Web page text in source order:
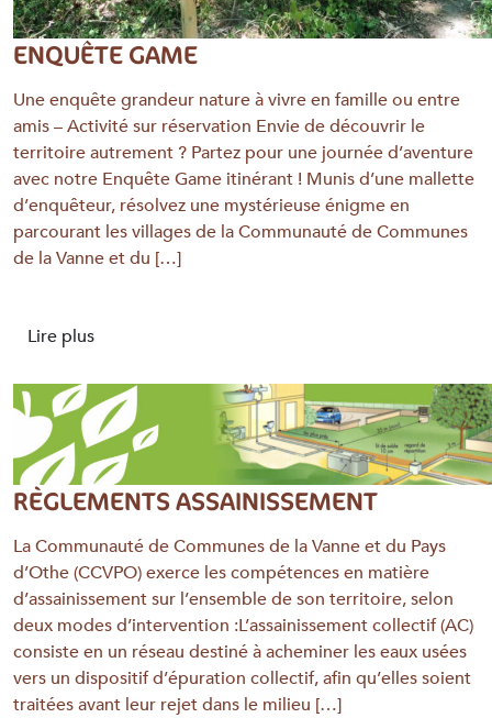
ENQUÊTE GAME
Une enquête grandeur nature à vivre en famille ou entre
amis – Activité sur réservation Envie de découvrir le
territoire autrement ? Partez pour une journée d’aventure
avec notre Enquête Game itinérant ! Munis d’une mallette
d’enquêteur, résolvez une mystérieuse énigme en
parcourant les villages de la Communauté de Communes
de la Vanne et du […]
Lire plus
RÈGLEMENTS ASSAINISSEMENT
La Communauté de Communes de la Vanne et du Pays
d’Othe (CCVPO) exerce les compétences en matière
d’assainissement sur l’ensemble de son territoire, selon
deux modes d’intervention :L’assainissement collectif (AC)
consiste en un réseau destiné à acheminer les eaux usées
vers un dispositif d’épuration collectif, afin qu’elles soient
traitées avant leur rejet dans le milieu […]